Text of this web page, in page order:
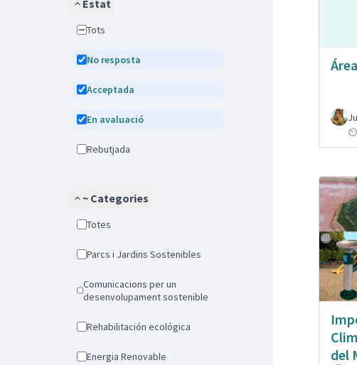
Estat
Tots
No resposta
Acceptada
En avaluació
Rebutjada
~ Categories
Totes
Parcs i Jardins Sostenibles
Comunicacions per un
desenvolupament sostenible
Rehabilitación ecológica
Energia Renovable
del